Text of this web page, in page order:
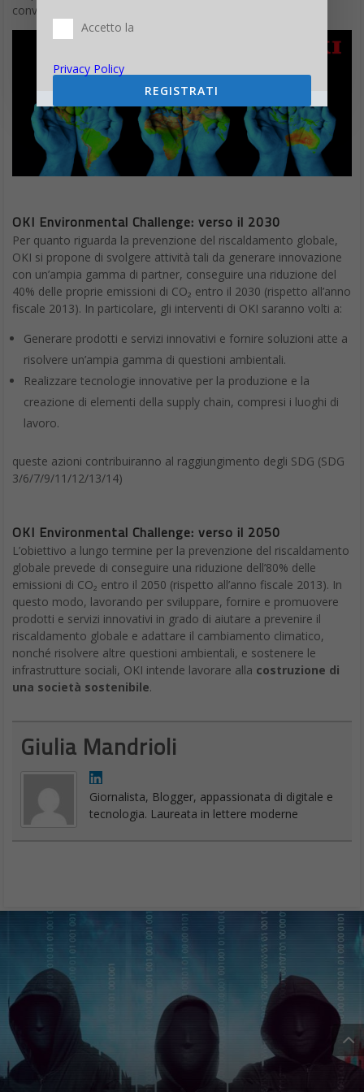
convenienti.
OKI Environmental Challenge: verso il 2030
Per quanto riguarda la prevenzione del riscaldamento globale,
OKI si propone di svolgere attività tali da generare innovazione
con un’ampia gamma di partner, conseguire una riduzione del
40% delle proprie emissioni di CO₂ entro il 2030 (rispetto all’anno
fiscale 2013). In particolare, gli interventi di OKI saranno volti a:
Generare prodotti e servizi innovativi e fornire soluzioni atte a
risolvere un’ampia gamma di questioni ambientali.
Realizzare tecnologie innovative per la produzione e la
creazione di elementi della supply chain, compresi i luoghi di
lavoro.
queste azioni contribuiranno al raggiungimento degli SDG (SDG
3/6/7/9/11/12/13/14)
OKI Environmental Challenge: verso il 2050
L’obiettivo a lungo termine per la prevenzione del riscaldamento
globale prevede di conseguire una riduzione dell’80% delle
emissioni di CO₂ entro il 2050 (rispetto all’anno fiscale 2013). In
questo modo, lavorando per sviluppare, fornire e promuovere
prodotti e servizi innovativi in grado di aiutare a prevenire il
riscaldamento globale e adattare il cambiamento climatico,
nonché risolvere altre questioni ambientali, e sostenere le
infrastrutture sociali, OKI intende lavorare alla costruzione di
una società sostenibile.
Giulia Mandrioli
Giornalista, Blogger, appassionata di digitale e
tecnologia. Laureata in lettere moderne
Accetto la
Privacy Policy
REGISTRATI